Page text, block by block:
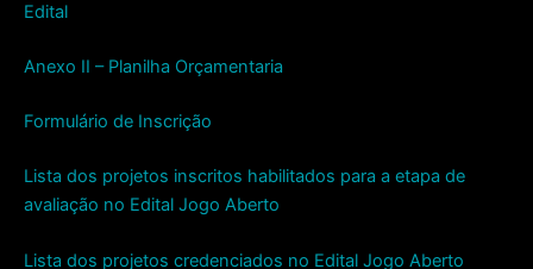
Edital
Anexo II – Planilha Orçamentaria
Formulário de Inscrição
Lista dos projetos inscritos habilitados para a etapa de
avaliação no Edital Jogo Aberto
Lista dos projetos credenciados no Edital Jogo Aberto